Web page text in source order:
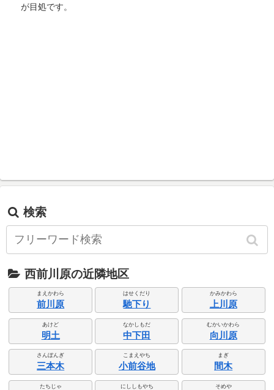
が目処です。
検索
西前川原の近隣地区
まえかわら
前川原
はせくだり
馳下り
かみかわら
上川原
あけど
明土
なかしもだ
中下田
むかいかわら
向川原
さんぼんぎ
三本木
こまえやち
小前谷地
まぎ
間木
たちじゃ にししもやち そめや